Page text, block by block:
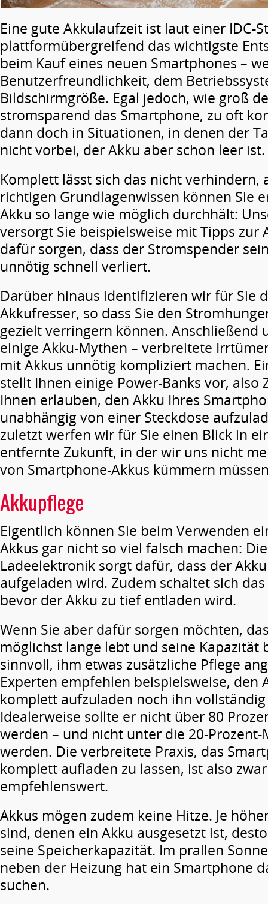
Eine gute Akkulaufzeit ist laut einer IDC-
plattformübergreifend das wichtigste
beim Kauf eines neuen Smartphones –
Benutzerfreundlichkeit, dem
Bildschirmgröße. Egal jedoch, wie groß
stromsparend das Smartphone, zu oft
dann doch in Situationen, in denen der
nicht vorbei, der Akku aber schon leer ist.
Komplett lässt sich das nicht verhindern,
richtigen Grundlagenwissen können Sie
Akku so lange wie möglich durchhält:
versorgt Sie beispielsweise mit Tipps zur
dafür sorgen, dass der Stromspender
unnötig schnell verliert.
Darüber hinaus identifizieren wir für Sie
Akkufresser, so dass Sie den
gezielt verringern können. Anschließend
einige Akku-Mythen – verbreitete
mit Akkus unnötig kompliziert machen.
stellt Ihnen einige Power-Banks vor, also
Ihnen erlauben, den Akku Ihres
unabhängig von einer Steckdose
zuletzt werfen wir für Sie einen Blick in
entfernte Zukunft, in der wir uns nicht
von Smartphone-Akkus kümmern
Akkupflege
Eigentlich können Sie beim Verwenden
Akkus gar nicht so viel falsch machen:
Ladeelektronik sorgt dafür, dass der
aufgeladen wird. Zudem schaltet sich
bevor der Akku zu tief entladen wird.
Wenn Sie aber dafür sorgen möchten,
möglichst lange lebt und seine Kapazität
sinnvoll, ihm etwas zusätzliche Pflege
Experten empfehlen beispielsweise, den
komplett aufzuladen noch ihn
Idealerweise sollte er nicht über 80
werden – und nicht unter die 20-
werden. Die verbreitete Praxis, das
komplett aufladen zu lassen, ist also
empfehlenswert.
Akkus mögen zudem keine Hitze. Je
sind, denen ein Akku ausgesetzt ist,
seine Speicherkapazität. Im prallen
neben der Heizung hat ein Smartphone
suchen.